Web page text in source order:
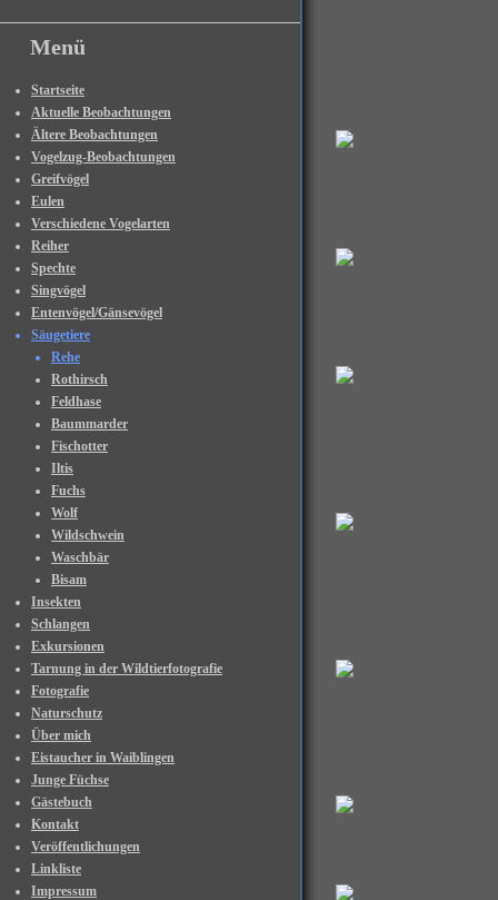
Menü
Startseite
Aktuelle Beobachtungen
Ältere Beobachtungen
Vogelzug-Beobachtungen
Greifvögel
Eulen
Verschiedene Vogelarten
Reiher
Spechte
Singvögel
Entenvögel/Gänsevögel
Säugetiere
Rehe
Rothirsch
Feldhase
Baummarder
Fischotter
Iltis
Fuchs
Wolf
Wildschwein
Waschbär
Bisam
Insekten
Schlangen
Exkursionen
Tarnung in der Wildtierfotografie
Fotografie
Naturschutz
Über mich
Eistaucher in Waiblingen
Junge Füchse
Gästebuch
Kontakt
Veröffentlichungen
Linkliste
Impressum